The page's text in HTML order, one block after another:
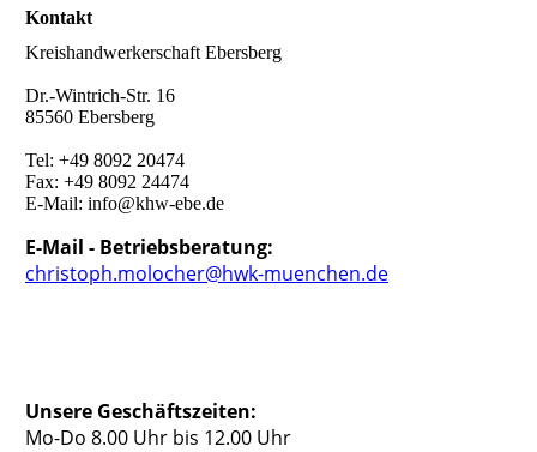
Kontakt
Kreishandwerkerschaft Ebersberg
Dr.-Wintrich-Str. 16
85560 Ebersberg
Tel: +49 8092 20474
Fax: +49 8092 24474
E-Mail: info@khw-ebe.de
E-Mail - Betriebsberatung:
christoph.molocher@hwk-muenchen.de
Unsere Geschäftszeiten:
Mo-Do 8.00 Uhr bis 12.00 Uhr